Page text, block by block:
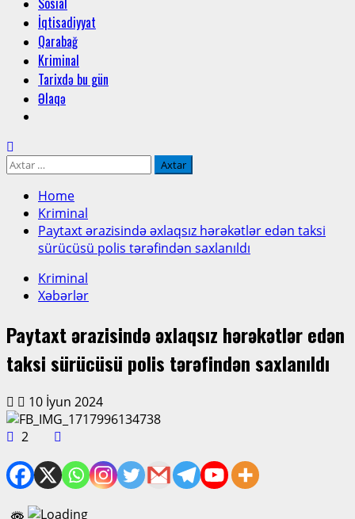
İqtisadiyyat
Qarabağ
Kriminal
Tarixdə bu gün
Əlaqə
Axtarış:
Home
Kriminal
Paytaxt ərazisində əxlaqsız hərəkətlər edən taksi
sürücüsü polis tərəfindən saxlanıldı
Kriminal
Xəbərlər
Paytaxt ərazisində əxlaqsız hərəkətlər edən
taksi sürücüsü polis tərəfindən saxlanıldı
10 İyun 2024
2